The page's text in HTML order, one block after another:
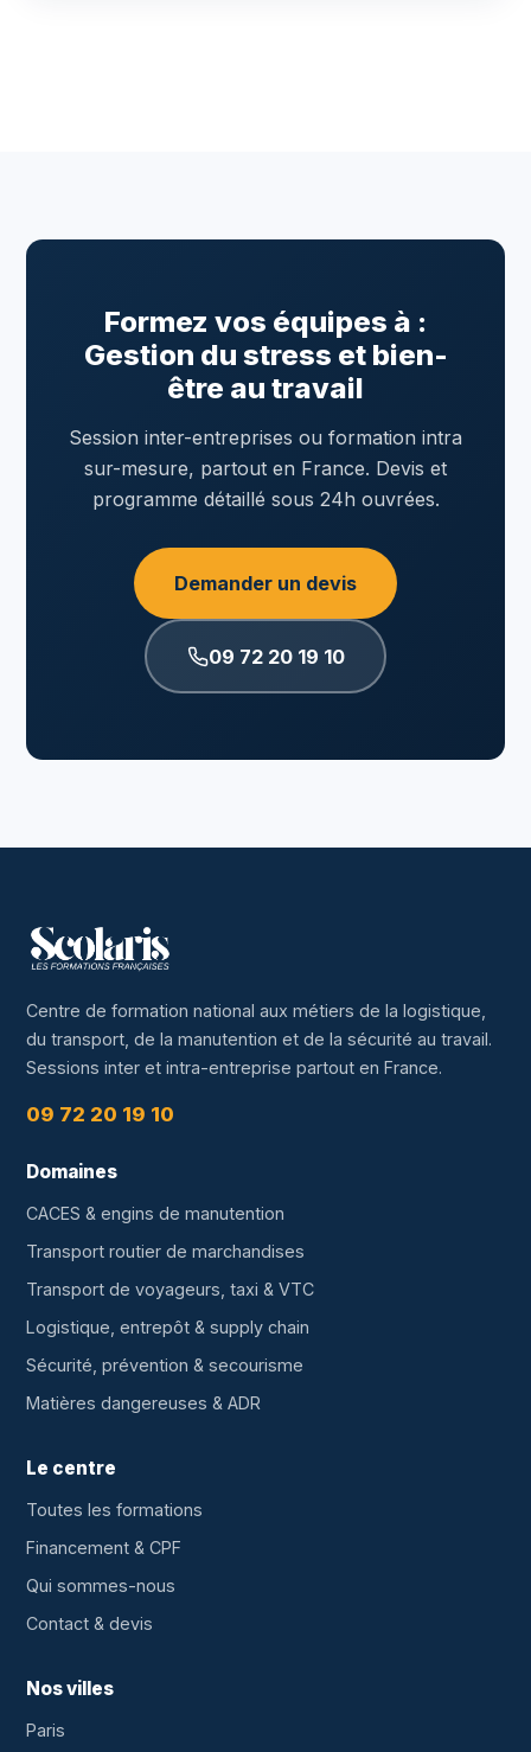
Formez vos équipes à :
Gestion du stress et bien-
être au travail
Session inter-entreprises ou formation intra
sur-mesure, partout en France. Devis et
programme détaillé sous 24h ouvrées.
Demander un devis
09 72 20 19 10
Centre de formation national aux métiers de la logistique,
du transport, de la manutention et de la sécurité au travail.
Sessions inter et intra-entreprise partout en France.
09 72 20 19 10
Domaines
CACES & engins de manutention
Transport routier de marchandises
Transport de voyageurs, taxi & VTC
Logistique, entrepôt & supply chain
Sécurité, prévention & secourisme
Matières dangereuses & ADR
Le centre
Toutes les formations
Financement & CPF
Qui sommes-nous
Contact & devis
Nos villes
Paris